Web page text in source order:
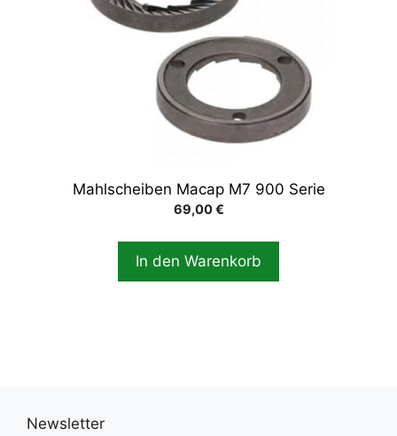
Mahlscheiben Macap M7 900 Serie
69,00€
In den Warenkorb
Newsletter